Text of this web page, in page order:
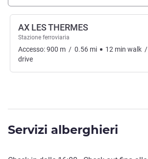
AX LES THERMES
Stazione ferroviaria
Accesso:900 m / 0.56 mi 12 min walk /
drive
Servizi alberghieri